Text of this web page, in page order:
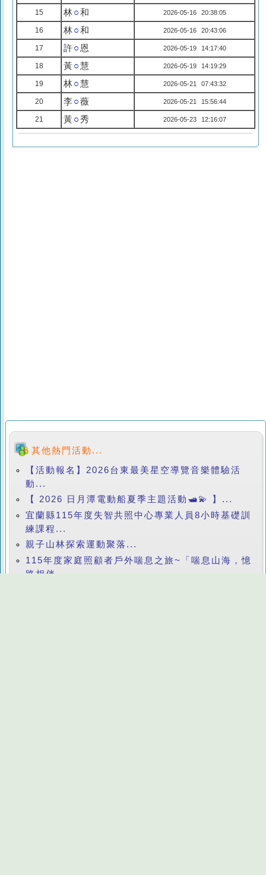
15 林○和 2026-05-16 20:38:05
16 林○和 2026-05-16 20:43:06
17 許○ 恩 2026-05-19 14:17:40
18 黃○慧 2026-05-19 14:19:29
19 林○慧 2026-05-21 07:43:32
20 李○薇 2026-05-21 15:56:44
21 黃○秀 2026-05-23 12:16:07
其他熱門活動...
【活動報名】2026台東最美星空導覽音樂體驗活
動...
【 2026 日月潭電動船夏季主題活動🛥️💫 】...
宜蘭縣115年度失智共照中心專業人員8小時基礎訓
練課程...
親子山林探索運動聚落...
115年度家庭照顧者戶外喘息之旅~「喘息山海，憶
路相伴」...